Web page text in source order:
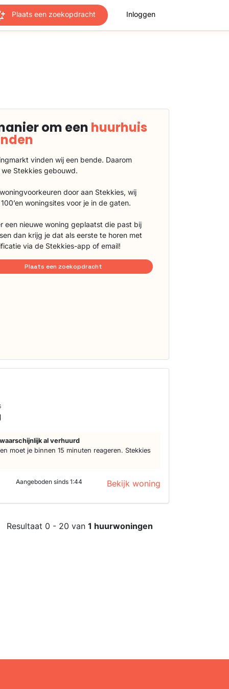
Plaats een zoekopdracht Inloggen
om een huurhuis
vinden wij een bende. Daarom
Stekkies gebouwd.
door aan Stekkies, wij
woningsites voor je in de gaten.
een nieuwe woning geplaatst die past bij
dan krijg je dat als eerste te horen met
via de Stekkies-app of email!
Plaats een zoekopdracht
al verhuurd
moet je binnen 15 minuten reageren. Stekkies
Aangeboden sinds 1:44 Bekijk woning
Resultaat 0 - 20 van 1 huurwoningen